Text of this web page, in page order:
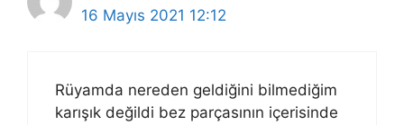
16 Mayıs 2021 12:12
Rüyamda nereden geldiğini bilmediğim
karışık değildi bez parçasının içerisinde